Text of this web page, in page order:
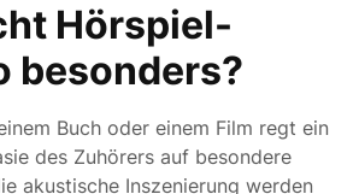
Hörspiel-
besonders?
Buch oder einem Film regt ein
des Zuhörers auf besondere
akustische Inszenierung werden